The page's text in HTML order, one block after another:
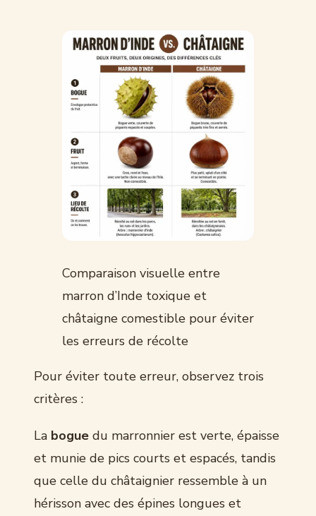
Comparaison visuelle entre
marron d’Inde toxique et
châtaigne comestible pour éviter
les erreurs de récolte
Pour éviter toute erreur, observez trois
critères :
La bogue du marronnier est verte, épaisse
et munie de pics courts et espacés, tandis
que celle du châtaignier ressemble à un
hérisson avec des épines longues et